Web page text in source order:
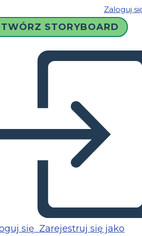
Zaloguj
STORYBOARD
się Zarejestruj się jako